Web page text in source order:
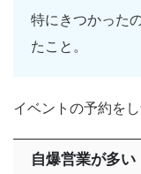
特にきつかった
たこと。
イベントの予約を
自爆営業が多い